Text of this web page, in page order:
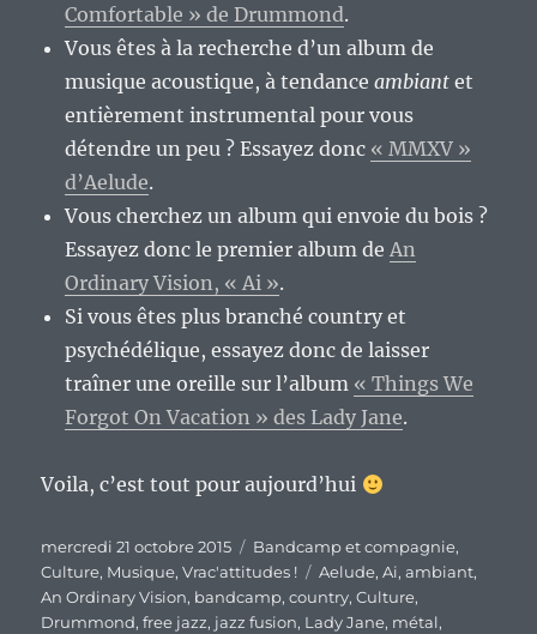
Comfortable » de Drummond.
Vous êtes à la recherche d’un album de
musique acoustique, à tendanceambiant et
entièrement instrumental pour vous
détendre un peu ? Essayez donc « MMXV »
d’Aelude.
Vous cherchez un album qui envoie du bois ?
Essayez donc le premier album deAn
Ordinary Vision, « Ai ».
Si vous êtes plus branché country et
psychédélique, essayez donc de laisser
traîner une oreille sur l’album « Things We
Forgot On Vacation » des Lady Jane.
Voila, c’est tout pour aujourd’hui
Publié
le
mercredi 21 octobre 2015 Catégories
Bandcamp et compagnie,
Culture, Musique,Vrac'attitudes ! Étiquettes
Aelude,Ai,ambiant,
An Ordinary Vision, bandcamp,country,Culture,
Drummond,free jazz, jazz fusion, Lady Jane, métal,